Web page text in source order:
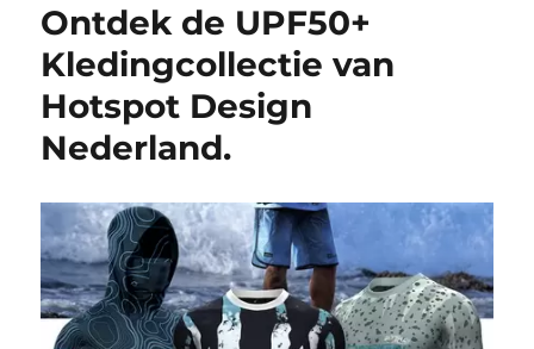
Ontdek de UPF50+
Kledingcollectie van
Hotspot Design
Nederland.